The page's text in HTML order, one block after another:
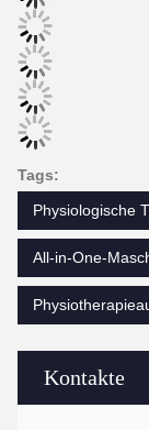
Kontakte
Tags:
Physiologische
All-in-One-